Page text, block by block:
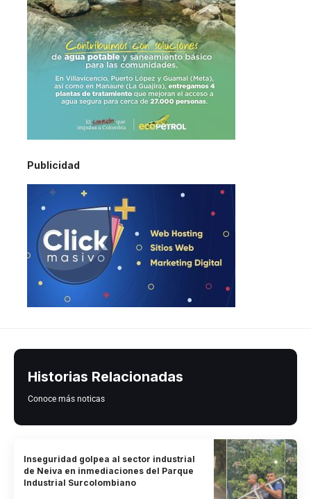
Publicidad
Historias Relacionadas
Conoce más noticas
Inseguridad golpea al sector industrial
de Neiva en inmediaciones del Parque
Industrial Surcolombiano